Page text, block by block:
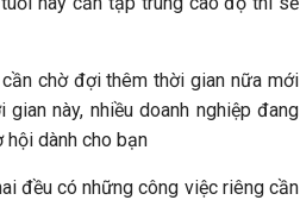
chờ đợi thêm thời gian nữa mới
này, nhiều doanh nghiệp đang
hội dành cho bạn
đều có những công việc riêng cần